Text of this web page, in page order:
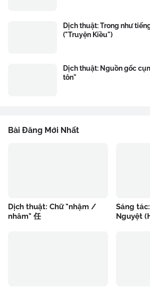
Dịch thuật: Trong như
("Truyện Kiều")
Dịch thuật: Nguồn gốc
tôn"
Bài Đăng Mới Nhất
Dịch thuật: Chữ "nhậm /
nhâm" 任
Sáng
Nguyệt